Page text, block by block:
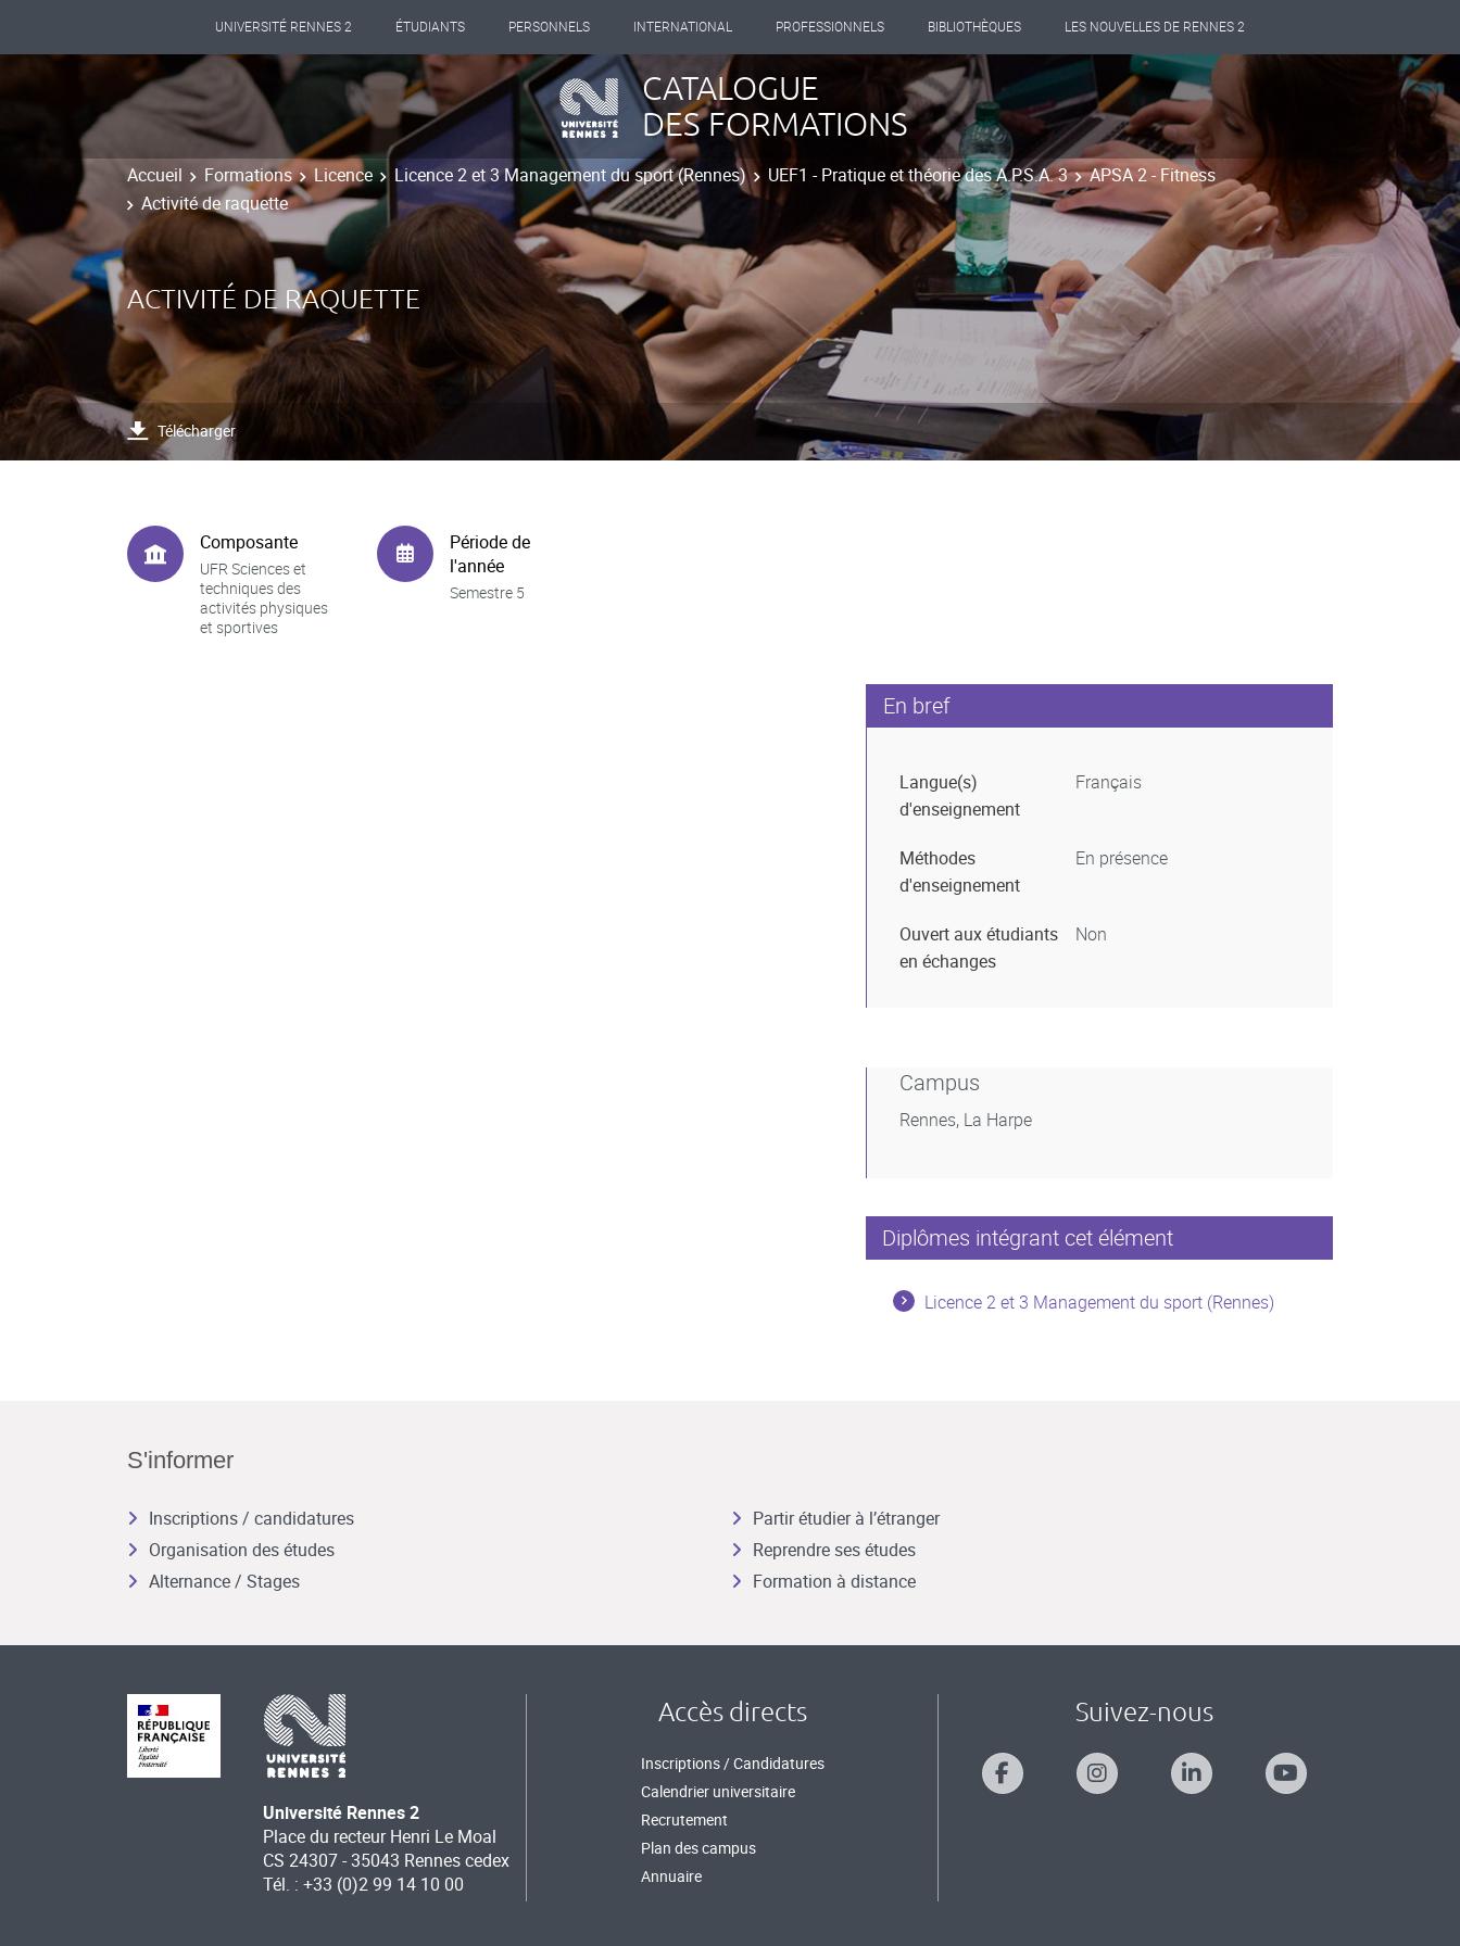
UNIVERSITÉ RENNES 2 ÉTUDIANTS PERSONNELS INTERNATIONAL PROFESSIONNELS BIBLIOTHÈQUES LES NOUVELLES DE RENNES 2
CATALOGUE
DES FORMATIONS
Accueil Formations Licence Licence 2 et 3 Management du sport (Rennes) UEF1 - Pratique et théorie des A.P.S.A. 3
APSA 2 - Fitness
Activité de raquette
ACTIVITÉ DE RAQUETTE
Télécharger
Composante
UFR Sciences et
techniques des
activités physiques
et sportives
Période de
l'année
Semestre 5
En bref
Langue(s)
d'enseignement
Français
Méthodes
d'enseignement
En présence
Ouvert aux étudiants
en échanges
Non
Campus
Rennes, La Harpe
Diplômes intégrant cet élément
Licence 2 et 3 Management du sport (Rennes)
S'informer
Inscriptions / candidatures
Organisation des études
Alternance / Stages
Partir étudier à l’étranger
Reprendre ses études
Formation à distance
Université Rennes 2
Place du recteur Henri Le Moal
CS 24307 - 35043 Rennes cedex
Tél. : +33 (0)2 99 14 10 00
Accès directs
Inscriptions / Candidatures
Calendrier universitaire
Recrutement
Plan des campus
Annuaire
Suivez-nous